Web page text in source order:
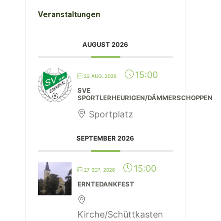
Veranstaltungen
AUGUST 2026
22 AUG. 2026 15:00
SVE
SPORTLERHEURIGEN/DÄMMERSCHOPPEN
Sportplatz
SEPTEMBER 2026
27 SEP. 2026 15:00
ERNTEDANKFEST
Kirche/Schüttkasten